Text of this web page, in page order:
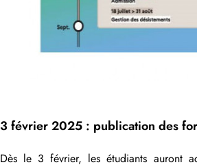
3 février 2025 : publication des
Dès le 3 février, les étudiants auront